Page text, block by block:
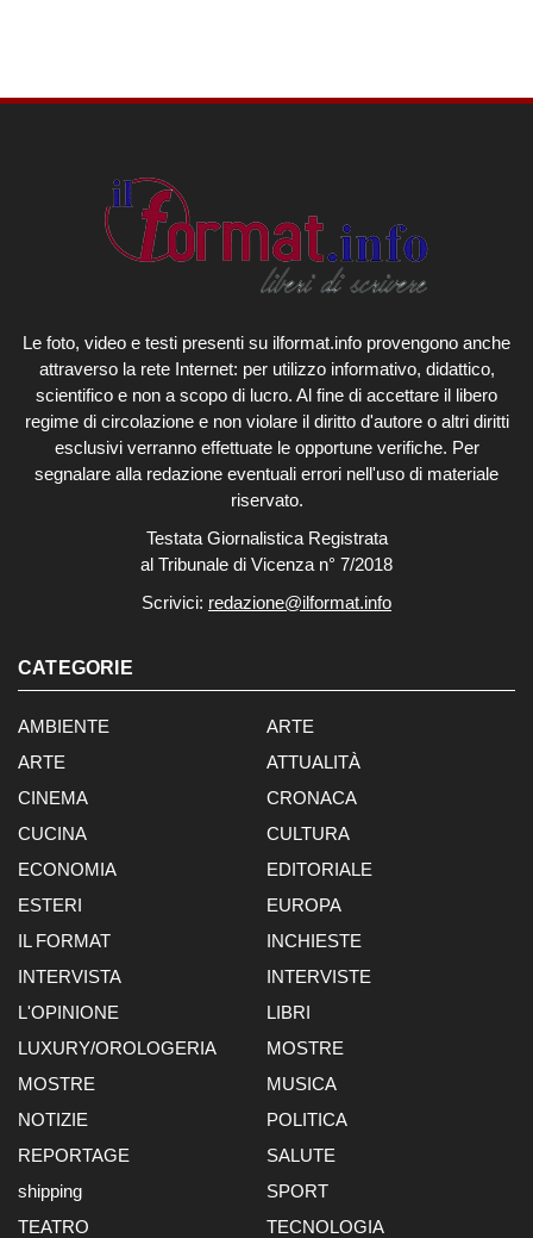
Le foto, video e testi presenti su ilformat.info provengono anche
attraverso la rete Internet: per utilizzo informativo, didattico,
scientifico e non a scopo di lucro. Al fine di accettare il libero
regime di circolazione e non violare il diritto d'autore o altri diritti
esclusivi verranno effettuate le opportune verifiche. Per
segnalare alla redazione eventuali errori nell'uso di materiale
riservato.
Testata Giornalistica Registrata
al Tribunale di Vicenza n° 7/2018
Scrivici: redazione@ilformat.info
CATEGORIE
AMBIENTE
ARTE
ARTE
ATTUALITÀ
CINEMA
CRONACA
CUCINA
CULTURA
ECONOMIA
EDITORIALE
ESTERI
EUROPA
IL FORMAT
INCHIESTE
INTERVISTA
INTERVISTE
L'OPINIONE
LIBRI
LUXURY/OROLOGERIA
MOSTRE
MOSTRE
MUSICA
NOTIZIE
POLITICA
REPORTAGE
SALUTE
shipping
SPORT
TEATRO
TECNOLOGIA